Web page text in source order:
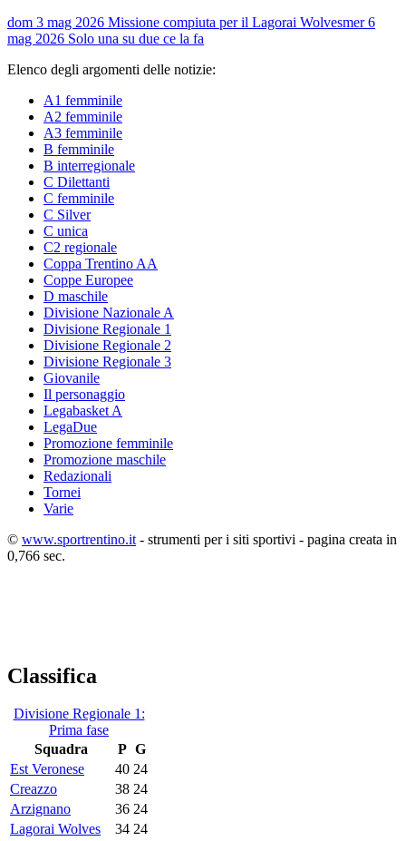
dom 3 mag 2026 Missione compiuta per il Lagorai Wolvesmer 6
mag 2026 Solo una su due ce la fa
Elenco degli argomenti delle notizie:
A1 femminile
A2 femminile
A3 femminile
B femminile
B interregionale
C Dilettanti
C femminile
C Silver
C unica
C2 regionale
Coppa Trentino AA
Coppe Europee
D maschile
Divisione Nazionale A
Divisione Regionale 1
Divisione Regionale 2
Divisione Regionale 3
Giovanile
Il personaggio
Legabasket A
LegaDue
Promozione femminile
Promozione maschile
Redazionali
Tornei
Varie
© www.sportrentino.it - strumenti per i siti sportivi - pagina creata in
0,766 sec.
Classifica
Divisione Regionale 1:
Prima fase
Squadra
P G
Est Veronese
40 24
Creazzo
38 24
Arzignano
36 24
Lagorai Wolves
34 24